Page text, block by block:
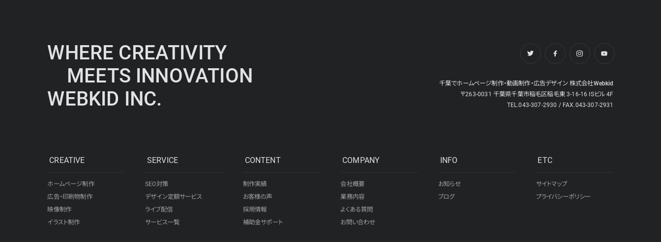
WHERE CREATIVITY
MEETS INNOVATION
WEBKID INC.
千葉でホームページ制作・動画制作・広告デザイン 株式会社Webkid
〒263-0031 千葉県千葉市稲毛区稲毛東 3-16-16 ISビル 4F
TEL.043-307-2930 / FAX.043-307-2931
CREATIVE
ホームページ制作
広告・印刷物制作
映像制作
イラスト制作
SERVICE
SEO対策
デザイン定額サービス
ライブ配信
サービス一覧
CONTENT
制作実績
お客様の声
採用情報
補助金サポート
COMPANY
会社概要
業務内容
よくある質問
お問い合わせ
INFO
お知らせ
ブログ
ETC
サイトマップ
プライバシーポリシー